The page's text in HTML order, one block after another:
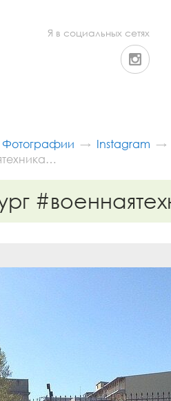
Я в социальных сетях
Фотографии
Instagram